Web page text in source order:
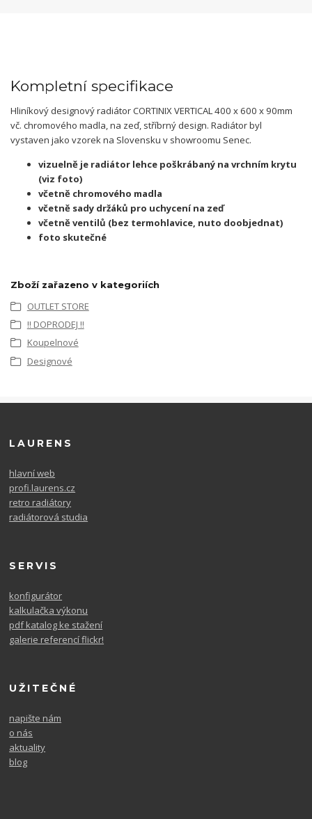
Kompletní specifikace
Hliníkový designový radiátor CORTINIX VERTICAL 400 x 600 x 90mm
vč. chromového madla, na zeď, stříbrný design. Radiátor byl
vystaven jako vzorek na Slovensku v showroomu Senec.
vizuelně je radiátor lehce poškrábaný na vrchním krytu
(viz foto)
včetně chromového madla
včetně sady držáků pro uchycení na zeď
včetně ventilů (bez termohlavice, nuto doobjednat)
foto skutečné
Zboží zařazeno v kategoriích
OUTLET STORE
!! DOPRODEJ !!
Koupelnové
Designové
LAURENS
hlavní web
profi.laurens.cz
retro radiátory
radiátorová studia
SERVIS
konfigurátor
kalkulačka výkonu
pdf katalog ke stažení
galerie referencí flickr!
UŽITEČNÉ
napište nám
o nás
aktuality
blog